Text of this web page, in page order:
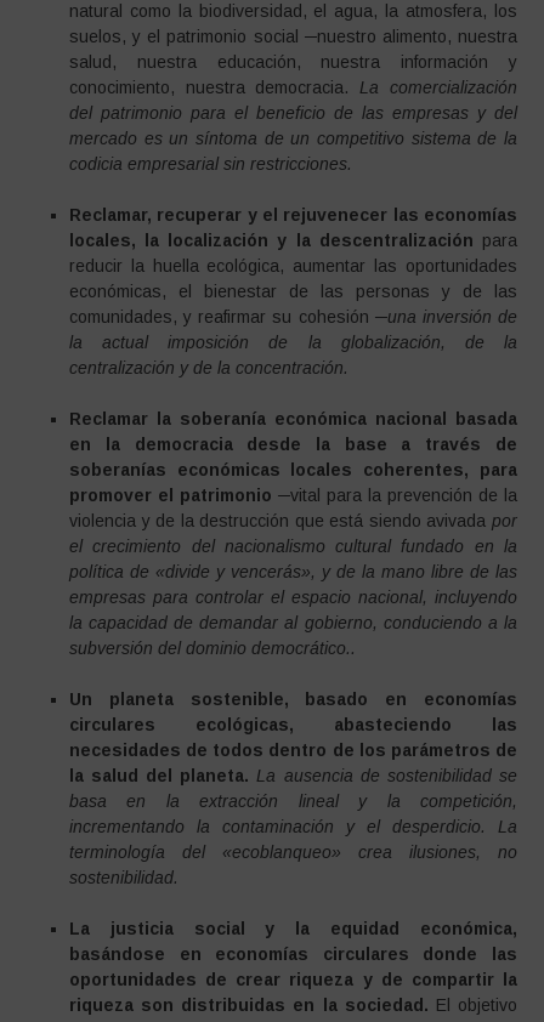
natural como la biodiversidad, el agua, la atmosfera, los
suelos, y el patrimonio social ─nuestro alimento, nuestra
salud, nuestra educación, nuestra información y
conocimiento, nuestra democracia. La comercialización
del patrimonio para el beneficio de las empresas y del
mercado es un síntoma de un competitivo sistema de la
codicia empresarial sin restricciones.
Reclamar, recuperar y el rejuvenecer las economías
locales, la localización y la descentralización para
reducir la huella ecológica, aumentar las oportunidades
económicas, el bienestar de las personas y de las
comunidades, y reafirmar su cohesión ─una inversión de
la actual imposición de la globalización, de la
centralización y de la concentración.
Reclamar la soberanía económica nacional basada
en la democracia desde la base a través de
soberanías económicas locales coherentes, para
promover el patrimonio ─vital para la prevención de la
violencia y de la destrucción que está siendo avivada por
el crecimiento del nacionalismo cultural fundado en la
política de «divide y vencerás», y de la mano libre de las
empresas para controlar el espacio nacional, incluyendo
la capacidad de demandar al gobierno, conduciendo a la
subversión del dominio democrático..
Un planeta sostenible, basado en economías
circulares ecológicas, abasteciendo las
necesidades de todos dentro de los parámetros de
la salud del planeta. La ausencia de sostenibilidad se
basa en la extracción lineal y la competición,
incrementando la contaminación y el desperdicio. La
terminología del «ecoblanqueo» crea ilusiones, no
sostenibilidad.
La justicia social y la equidad económica,
basándose en economías circulares donde las
oportunidades de crear riqueza y de compartir la
riqueza son distribuidas en la sociedad. El objetivo